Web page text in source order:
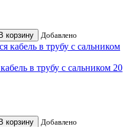
В корзину Добавлено
в трубу с сальником 20
В корзину Добавлено